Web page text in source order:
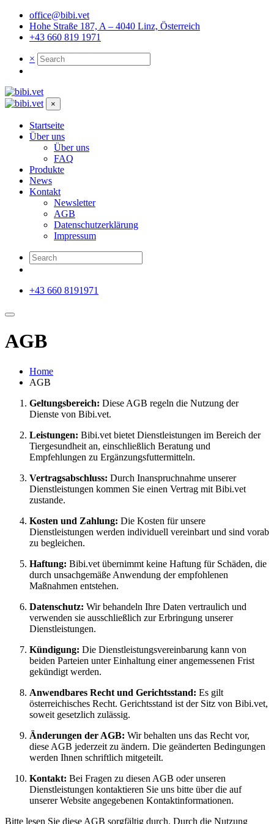
office@bibi.vet
Hohe Straße 187, A – 4040 Linz, Österreich
+43 660 819 1971
×
×
Startseite
Über uns
Über uns
FAQ
Produkte
News
Kontakt
Newsletter
AGB
Datenschutzerklärung
Impressum
+43 660 8191971
AGB
Home
AGB
Geltungsbereich: Diese AGB regeln die Nutzung der
Dienste von Bibi.vet.
Leistungen: Bibi.vet bietet Dienstleistungen im Bereich der
Tiergesundheit an, einschließlich Beratung und
Empfehlungen zu Ergänzungsfuttermitteln.
Vertragsabschluss: Durch Inanspruchnahme unserer
Dienstleistungen kommen Sie einen Vertrag mit Bibi.vet
zustande.
Kosten und Zahlung: Die Kosten für unsere
Dienstleistungen werden individuell vereinbart und sind vorab
zu begleichen.
Haftung: Bibi.vet übernimmt keine Haftung für Schäden, die
durch unsachgemäße Anwendung der empfohlenen
Maßnahmen entstehen.
Datenschutz: Wir behandeln Ihre Daten vertraulich und
verwenden sie ausschließlich zur Erbringung unserer
Dienstleistungen.
Kündigung: Die Dienstleistungsvereinbarung kann von
beiden Parteien unter Einhaltung einer angemessenen Frist
gekündigt werden.
Anwendbares Recht und Gerichtsstand: Es gilt
österreichisches Recht. Gerichtsstand ist der Sitz von Bibi.vet,
soweit gesetzlich zulässig.
Änderungen der AGB: Wir behalten uns das Recht vor,
diese AGB jederzeit zu ändern. Die geänderten Bedingungen
werden Ihnen schriftlich mitgeteilt.
Kontakt: Bei Fragen zu diesen AGB oder unseren
Dienstleistungen kontaktieren Sie uns bitte über die auf
unserer Website angegebenen Kontaktinformationen.
Bitte lesen Sie diese AGB sorgfältig durch. Durch die Nutzung